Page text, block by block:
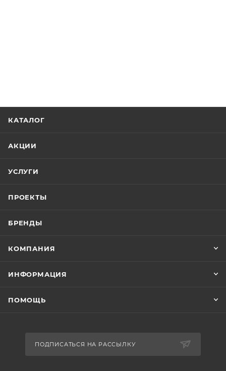
КАТАЛОГ
АКЦИИ
УСЛУГИ
ПРОЕКТЫ
БРЕНДЫ
КОМПАНИЯ
ИНФОРМАЦИЯ
ПОМОЩЬ
ПОДПИСАТЬСЯ НА РАССЫЛКУ